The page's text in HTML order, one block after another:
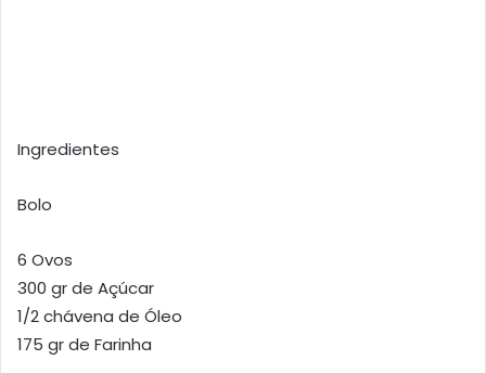
Ingredientes
Bolo
6 Ovos
300 gr de Açúcar
1/2 chávena de Óleo
175 gr de Farinha